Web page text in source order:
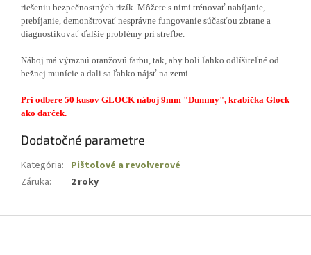
riešeniu bezpečnostných rizík. Môžete s nimi trénovať nabíjanie,
prebíjanie, demonštrovať nesprávne fungovanie súčasťou zbrane a
diagnostikovať ďalšie problémy pri streľbe.
Náboj má výraznú oranžovú farbu, tak, aby boli ľahko odlíšiteľné od
bežnej munície a dali sa ľahko nájsť na zemi.
Pri odbere 50 kusov GLOCK náboj 9mm "Dummy", krabička Glock
ako darček.
Dodatočné parametre
Kategória: Pištoľové a revolverové
Záruka: 2 roky